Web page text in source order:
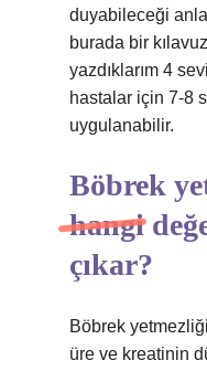
duyabileceği
burada bir
yazdıklarım 4
hastalar için 7-8
uygulanabilir.
Böbrek
hangi
çıkar?
Böbrek
üre ve kreatinin